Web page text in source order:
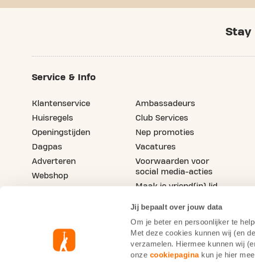
Jij bepaalt over jouw data
Om je beter en persoonlijker te
Met deze cookies kunnen wij (en
verzamelen. Hiermee kunnen wij
onze cookiepaginakun je hier
Stay
Service & Info
Klantenservice
Huisregels
Openingstijden
Dagpas
Adverteren
Webshop
Ambassadeurs
Club Services
Nep promoties
Vacatures
Voorwaarden voor
social media-acties
Maak je vriend(in) lid